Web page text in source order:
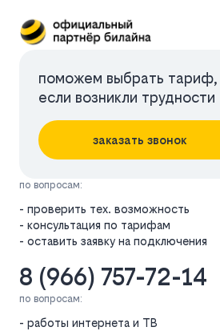
поможем выбрать тариф,
если возникли трудности
заказать звонок
по вопросам:
- проверить тех. возможность
- консультация по тарифам
- оставить заявку на подключения
8 (966) 757-72-14
по вопросам:
- работы интернета и ТВ